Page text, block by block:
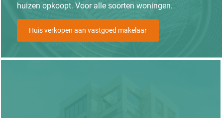
huizen opkoopt. Voor alle soorten woningen.
Huis verkopen aan vastgoed makelaar